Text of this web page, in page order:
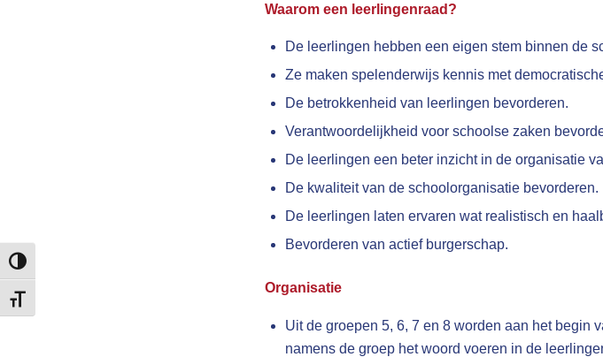
Keuze voor hoog contrast
Kies grootte van het lettertype
Waarom een leerlingenraad?
De leerlingen hebben een eigen stem binnen de
Ze maken spelenderwijs kennis met
De betrokkenheid van leerlingen bevorderen.
Verantwoordelijkheid voor schoolse zaken
De leerlingen een beter inzicht in de organisatie
De kwaliteit van de schoolorganisatie bevorderen.
De leerlingen laten ervaren wat realistisch en
Bevorderen van actief burgerschap.
Organisatie
Uit de groepen 5, 6, 7 en 8 worden aan het begin
namens de groep het woord voeren in de